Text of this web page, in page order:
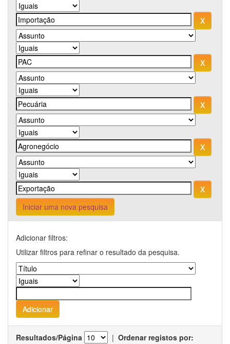
Iniciar uma nova pesquisa
Adicionar filtros:
Utilizar filtros para refinar o resultado da pesquisa.
Resultados/Página | Ordenar registos por: